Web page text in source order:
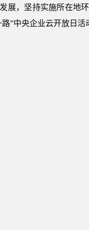
展，坚持实施所在地
”中央企业云开放日